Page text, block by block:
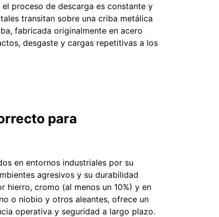
proceso de descarga es constante y
transitan sobre una criba metálica
fabricada originalmente en acero
desgaste y cargas repetitivas a los
para
en entornos industriales por su
agresivos y su durabilidad
hierro, cromo (al menos un 10%) y en
o niobio y otros aleantes, ofrece un
operativa y seguridad a largo plazo.